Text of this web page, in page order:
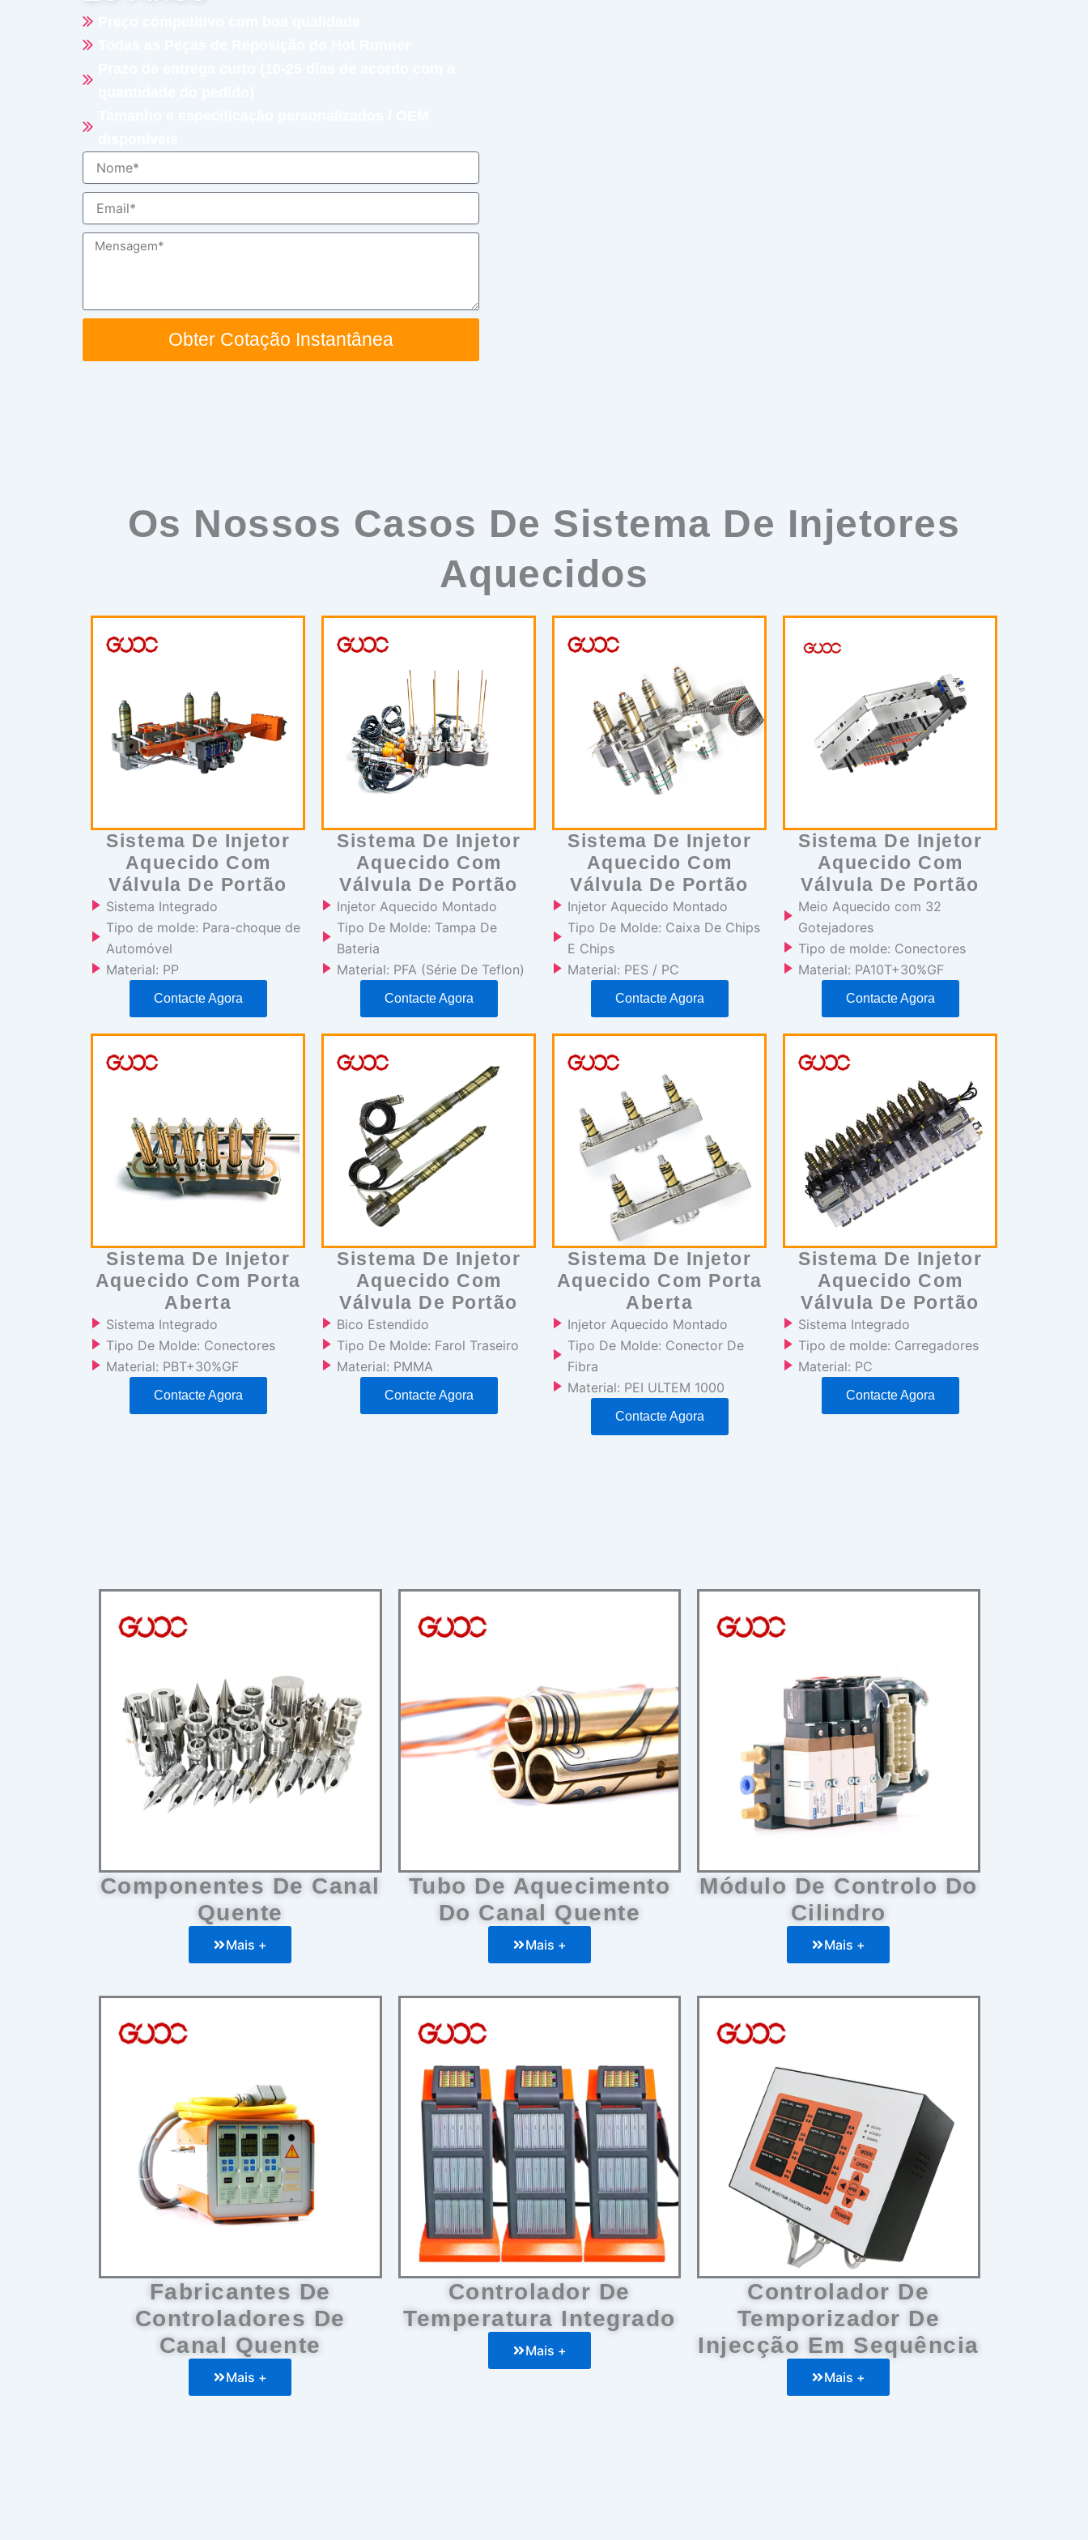
Nome
Email
Mensagem
Obter Cotação Instantânea
Os Nossos Casos De Sistema De Injetores
Aquecidos
Sistema De Injetor
Aquecido Com
Válvula De Portão
Sistema Integrado
Tipo de molde: Para-choque de
Automóvel
Material: PP
Contacte Agora
Sistema De Injetor
Aquecido Com
Válvula De Portão
Injetor Aquecido Montado
Tipo De Molde: Tampa De
Bateria
Material: PFA (série De Teflon)
Contacte Agora
Sistema De Injetor
Aquecido Com
Válvula De Portão
Injetor Aquecido Montado
Tipo De Molde: Caixa De Chips
E Chips
Material: PES / PC
Contacte Agora
Sistema De Injetor
Aquecido Com
Válvula De Portão
Meio Aquecido com 32
Gotejadores
Tipo de molde: Conectores
Material: PA10T+30%GF
Contacte Agora
Sistema De Injetor
Aquecido Com Porta
Aberta
Sistema Integrado
Tipo De Molde: Conectores
Material: PBT+30%GF
Contacte Agora
Sistema De Injetor
Aquecido Com
Válvula De Portão
Bico Estendido
Tipo De Molde: Farol Traseiro
Material: PMMA
Contacte Agora
Sistema De Injetor
Aquecido Com Porta
Aberta
Injetor Aquecido Montado
Tipo De Molde: Conector De
Fibra
Material: PEI ULTEM 1000
Contacte Agora
Sistema De Injetor
Aquecido Com
Válvula De Portão
Sistema Integrado
Tipo de molde: Carregadores
Material: PC
Contacte Agora
Componentes De Canal
Quente
Mais +
Tubo De Aquecimento
Do Canal Quente
Mais +
Módulo De Controlo Do
Cilindro
Mais +
Fabricantes De
Controladores De
Canal Quente
Mais +
Controlador De
Temperatura Integrado
Mais +
Controlador De
Temporizador De
Injecção Em Sequência
Mais +